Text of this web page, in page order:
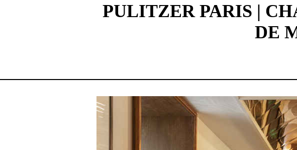
PULITZER PARIS |
DE